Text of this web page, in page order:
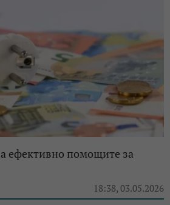
ефективно помощите за
18:38, 03.05.2026